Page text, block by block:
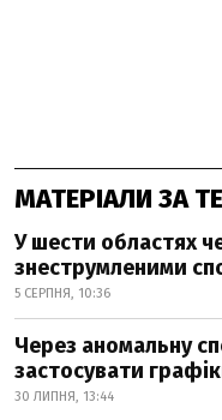
МАТЕРІАЛИ ЗА
У шести областях
знеструмленими
5 СЕРПНЯ, 10:36
Через аномальну
застосувати
30 ЛИПНЯ, 13:44